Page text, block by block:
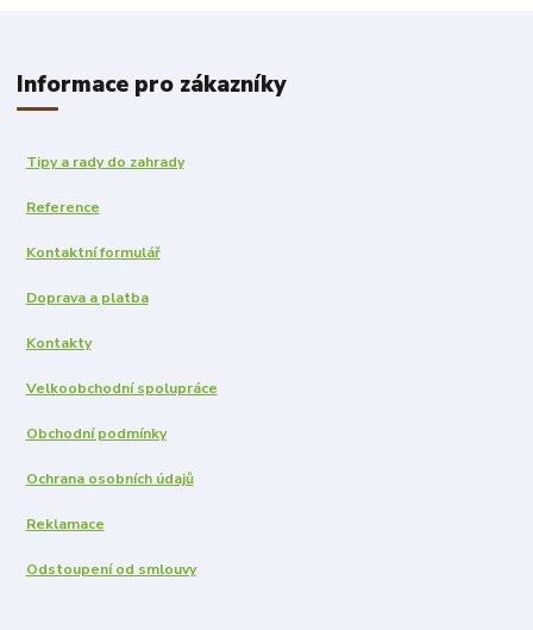
Informace pro zákazníky
Tipy a rady do zahrady
Reference
Kontaktní formulář
Doprava a platba
Kontakty
Velkoobchodní spolupráce
Obchodní podmínky
Ochrana osobních údajů
Reklamace
Odstoupení od smlouvy